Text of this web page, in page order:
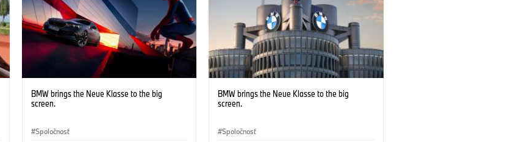
BMW brings the Neue Klasse to the big
screen.
Spoločnosť
BMW brings the Neue Klasse to the big
screen.
Spoločnosť